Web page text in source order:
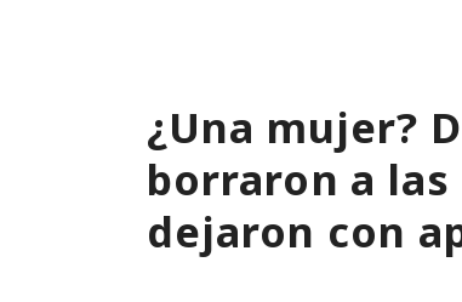
¿Una mujer?
borraron a
dejaron con